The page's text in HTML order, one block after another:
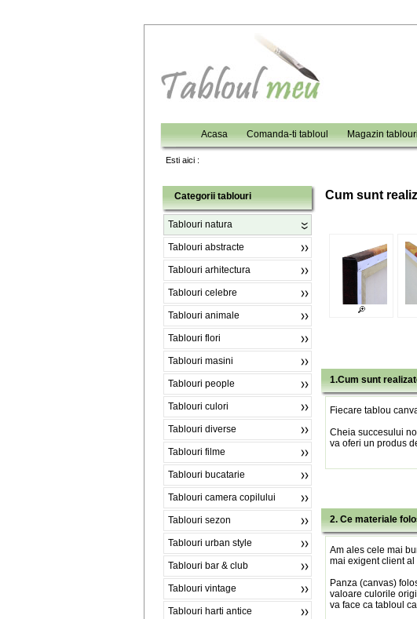
Acasa Comanda-ti tabloul Magazin
Esti aici :
Categorii tablouri
Tablouri natura
Tablouri abstracte
Tablouri arhitectura
Tablouri celebre
Tablouri animale
Tablouri flori
Tablouri masini
Tablouri people
Tablouri culori
Tablouri diverse
Tablouri filme
Tablouri bucatarie
Tablouri camera copilului
Tablouri sezon
Tablouri urban style
Tablouri bar & club
Tablouri vintage
Tablouri harti antice
Cum sunt
1.Cum sunt
Fiecare tablou
Cheia succesului
va oferi un produs
2. Ce materiale
Am ales cele mai
mai exigent client al
Panza (canvas)
valoare culorile
va face ca tabloul